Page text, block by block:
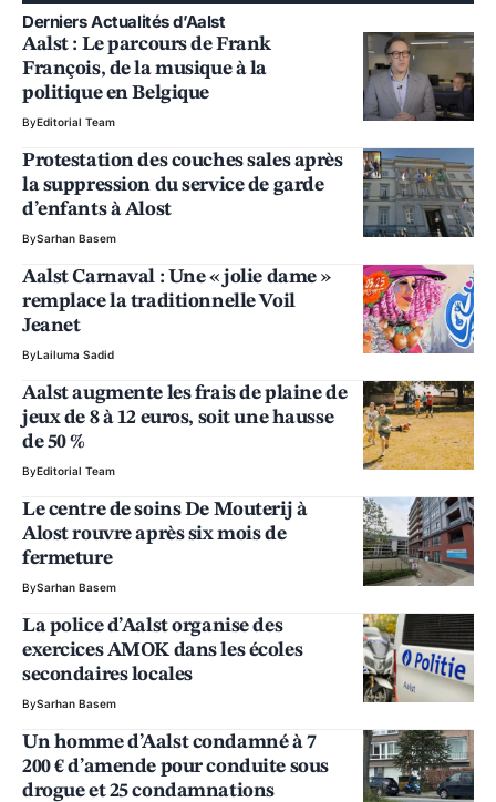
Derniers Actualités d’Aalst
Aalst : Le parcours de Frank
François, de la musique à la
politique en Belgique
ByEditorial Team
Protestation des couches sales après
la suppression du service de garde
d’enfants à Alost
BySarhan Basem
Aalst Carnaval : Une « jolie dame »
remplace la traditionnelle Voil
Jeanet
ByLailuma Sadid
Aalst augmente les frais de plaine de
jeux de 8 à 12 euros, soit une hausse
de 50 %
ByEditorial Team
Le centre de soins De Mouterij à
Alost rouvre après six mois de
fermeture
BySarhan Basem
La police d’Aalst organise des
exercices AMOK dans les écoles
secondaires locales
BySarhan Basem
Un homme d’Aalst condamné à 7
200 € d’amende pour conduite sous
drogue et 25 condamnations